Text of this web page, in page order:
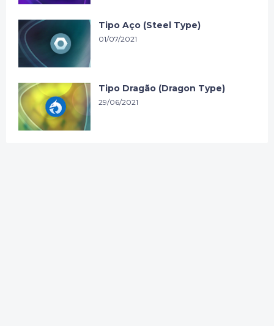
Tipo Aço (Steel Type)
01/07/2021
Tipo Dragão (Dragon Type)
29/06/2021